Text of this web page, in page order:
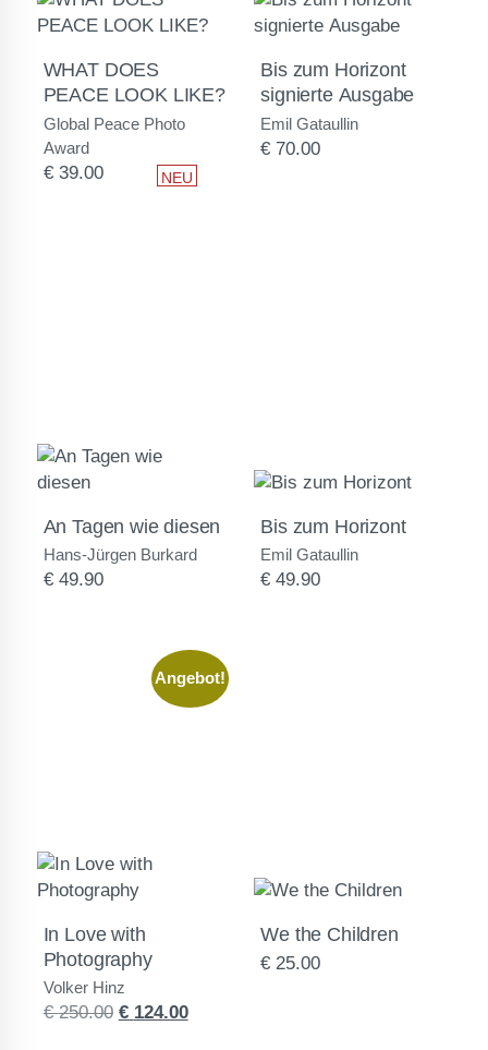
WHAT DOES
PEACE LOOK LIKE?
Global Peace Photo
Award
€ 39.00
Bis zum Horizont
signierte Ausgabe
Emil Gataullin
€ 70.00
An Tagen wie diesen
Hans-Jürgen Burkard
€ 49.90
Bis zum Horizont
Emil Gataullin
€49.90
Angebot!
In Love with
Photography
Volker Hinz
€250.00 Ursprünglicher
€ 124.00Aktueller
We the Children
€25.00